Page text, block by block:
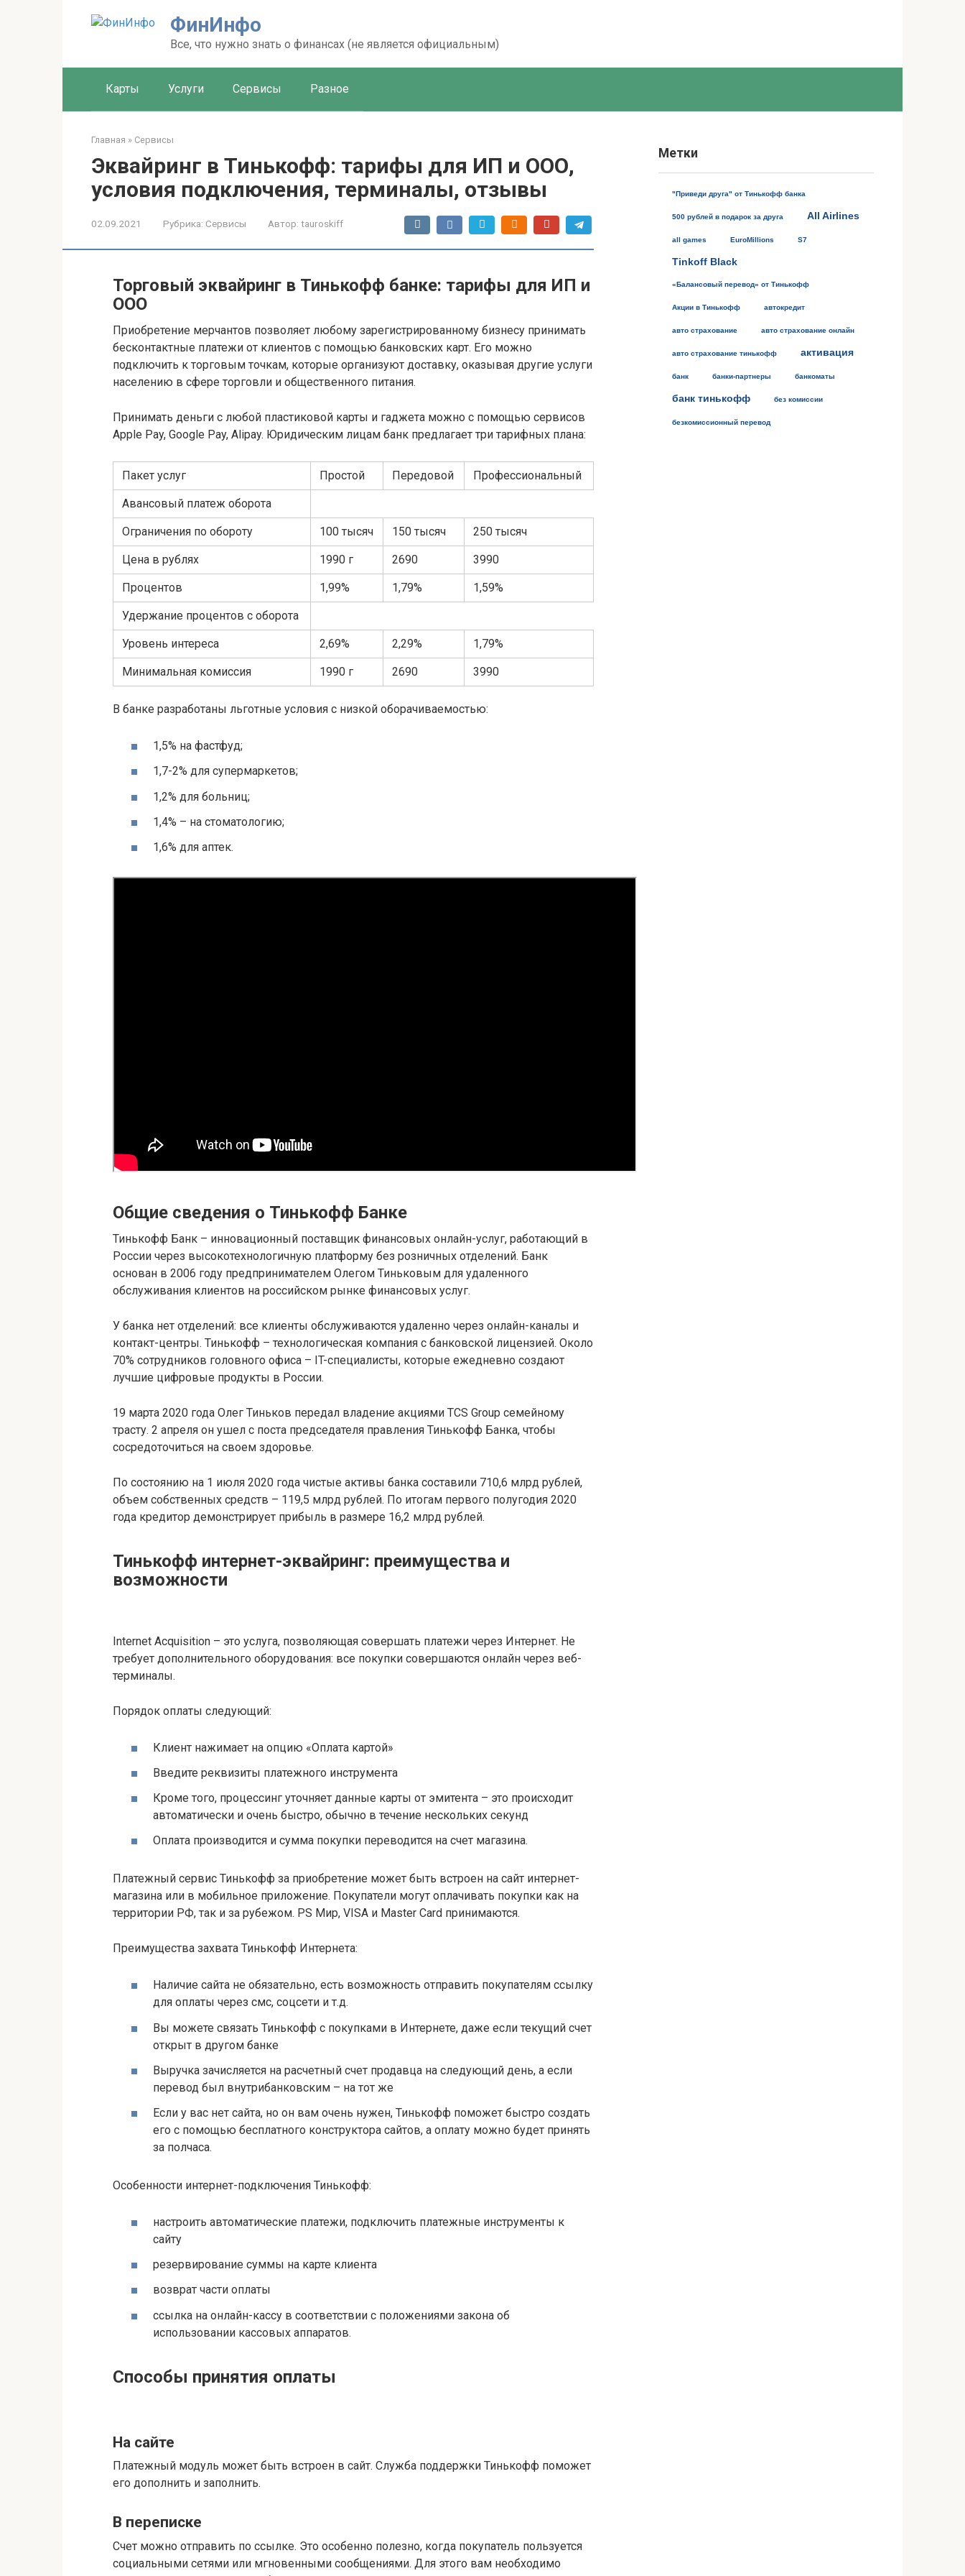
ФинИнфо
Все, что нужно знать о финансах (не является официальным)
Карты Услуги Сервисы Разное
Главная » Сервисы
Эквайринг в Тинькофф: тарифы для ИП и ООО,
условия подключения, терминалы, отзывы
02.09.2021 Рубрика: Сервисы Автор: tauroskiff
Торговый эквайринг в Тинькофф банке: тарифы для ИП и
ООО
Приобретение мерчантов позволяет любому зарегистрированному бизнесу принимать
бесконтактные платежи от клиентов с помощью банковских карт. Его можно
подключить к торговым точкам, которые организуют доставку, оказывая другие услуги
населению в сфере торговли и общественного питания.
Принимать деньги с любой пластиковой карты и гаджета можно с помощью сервисов
Apple Pay, Google Pay, Alipay. Юридическим лицам банк предлагает три тарифных плана:
Пакет услуг Простой Передовой Профессиональный
Авансовый платеж оборота
Ограничения по обороту 100 тысяч 150 тысяч 250 тысяч
Цена в рублях 1990 г 2690 3990
Процентов 1,99% 1,79% 1,59%
Удержание процентов с оборота
Уровень интереса 2,69% 2,29% 1,79%
Минимальная комиссия 1990 г 2690 3990
В банке разработаны льготные условия с низкой оборачиваемостью:
1,5% на фастфуд;
1,7-2% для супермаркетов;
1,2% для больниц;
1,4% – на стоматологию;
1,6% для аптек.
Общие сведения о Тинькофф Банке
Тинькофф Банк – инновационный поставщик финансовых онлайн-услуг, работающий в
России через высокотехнологичную платформу без розничных отделений. Банк
основан в 2006 году предпринимателем Олегом Тиньковым для удаленного
обслуживания клиентов на российском рынке финансовых услуг.
У банка нет отделений: все клиенты обслуживаются удаленно через онлайн-каналы и
контакт-центры. Тинькофф – технологическая компания с банковской лицензией. Около
70% сотрудников головного офиса – IT-специалисты, которые ежедневно создают
лучшие цифровые продукты в России.
19 марта 2020 года Олег Тиньков передал владение акциями TCS Group семейному
трасту. 2 апреля он ушел с поста председателя правления Тинькофф Банка, чтобы
сосредоточиться на своем здоровье.
По состоянию на 1 июля 2020 года чистые активы банка составили 710,6 млрд рублей,
объем собственных средств – 119,5 млрд рублей. По итогам первого полугодия 2020
года кредитор демонстрирует прибыль в размере 16,2 млрд рублей.
Тинькофф интернет-эквайринг: преимущества и
возможности
Internet Acquisition – это услуга, позволяющая совершать платежи через Интернет. Не
требует дополнительного оборудования: все покупки совершаются онлайн через веб-
терминалы.
Порядок оплаты следующий:
Клиент нажимает на опцию «Оплата картой»
Введите реквизиты платежного инструмента
Кроме того, процессинг уточняет данные карты от эмитента – это происходит
автоматически и очень быстро, обычно в течение нескольких секунд
Оплата производится и сумма покупки переводится на счет магазина.
Платежный сервис Тинькофф за приобретение может быть встроен на сайт интернет-
магазина или в мобильное приложение. Покупатели могут оплачивать покупки как на
территории РФ, так и за рубежом. PS Мир, VISA и Master Card принимаются.
Преимущества захвата Тинькофф Интернета:
Наличие сайта не обязательно, есть возможность отправить покупателям ссылку
для оплаты через смс, соцсети и т.д.
Вы можете связать Тинькофф с покупками в Интернете, даже если текущий счет
открыт в другом банке
Выручка зачисляется на расчетный счет продавца на следующий день, а если
перевод был внутрибанковским – на тот же
Если у вас нет сайта, но он вам очень нужен, Тинькофф поможет быстро создать
его с помощью бесплатного конструктора сайтов, а оплату можно будет принять
за полчаса.
Особенности интернет-подключения Тинькофф:
настроить автоматические платежи, подключить платежные инструменты к
сайту
резервирование суммы на карте клиента
возврат части оплаты
ссылка на онлайн-кассу в соответствии с положениями закона об
использовании кассовых аппаратов.
Способы принятия оплаты
На сайте
Платежный модуль может быть встроен в сайт. Служба поддержки Тинькофф поможет
его дополнить и заполнить.
В переписке
Счет можно отправить по ссылке. Это особенно полезно, когда покупатель пользуется
социальными сетями или мгновенными сообщениями. Для этого вам необходимо
Метки
"Приведи друга" от Тинькофф банка
500 рублей в подарок за друга All Airlines
all games EuroMillions S7
Tinkoff Black
«Балансовый перевод» от Тинькофф
Акции в Тинькофф автокредит
авто страхование авто страхование онлайн
авто страхование тинькофф активация
банк банки-партнеры банкоматы
банк тинькофф без комиссии
безкомиссионный перевод